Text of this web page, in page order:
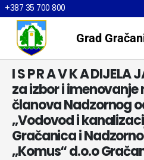
+387 35 700 800
Grad
I S P R A V K A DIJELA
za izbor i imenovanje
članova Nadzornog
„Vodovod i
Gračanica i
„Komus“ d.o.o